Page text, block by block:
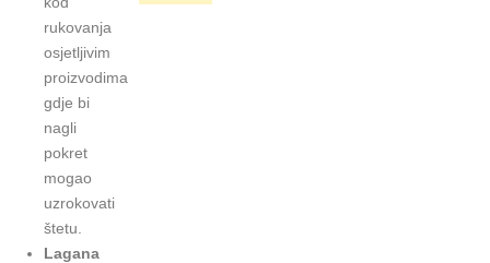
rukovanja
osjetljivim
proizvodima
gdje bi
nagli
pokret
mogao
uzrokovati
štetu.
Lagana